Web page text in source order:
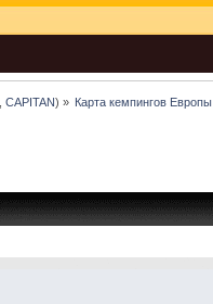
,CAPITAN) » Карта кемпингов Европы